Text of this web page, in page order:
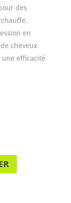
des
en
cheveux
efficacité